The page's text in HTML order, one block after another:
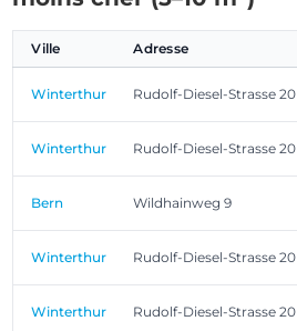
Ville Adresse
Winterthur Rudolf-Diesel-Strasse 20
Winterthur Rudolf-Diesel-Strasse 20
Bern Wildhainweg 9
Winterthur Rudolf-Diesel-Strasse 20
Winterthur Rudolf-Diesel-Strasse 20